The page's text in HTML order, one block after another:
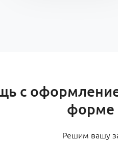
с
форме
Решим вашу